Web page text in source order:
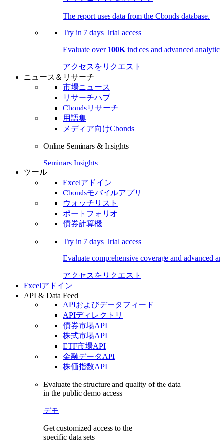
The report uses data from the Cbonds database.
Try in 7 days Trial access
Evaluate over 100K indices and advanced
アクセスをリクエスト
ニュース＆リサーチ
市場ニュース
リサーチハブ
Cbondsリサーチ
用語集
メディア向けCbonds
Online Seminars & Insights
Seminars Insights
ツール
Excelアドイン
Cbondsモバイルアプリ
ウォッチリスト
ポートフォリオ
債券計算機
Try in 7 days Trial access
Evaluate comprehensive coverage and advanced
アクセスをリクエスト
Excelアドイン
API & Data Feed
APIおよびデータフィード
APIディレクトリ
債券市場API
株式市場API
ETF市場API
金融データAPI
株価指数API
Evaluate the structure and quality of the data
in the public demo access
デモ
Get customized access to the
specific data sets